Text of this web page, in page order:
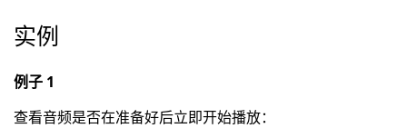
实例
例子 1
查看音频是否在准备好后立即开始播放：